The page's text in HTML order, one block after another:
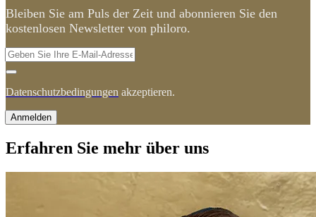
Bleiben Sie am Puls der Zeit und abonnieren Sie den
kostenlosen Newsletter von philoro.
Datenschutzbedingungen akzeptieren.
Anmelden
Erfahren Sie mehr über uns